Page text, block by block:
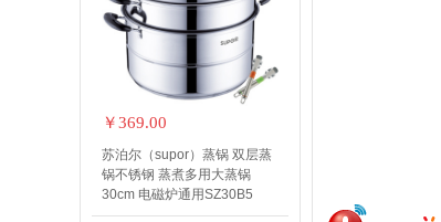
￥369.00
苏泊尔（supor）蒸锅 双层蒸
锅不锈钢 蒸煮多用大蒸锅
30cm 电磁炉通用SZ30B5